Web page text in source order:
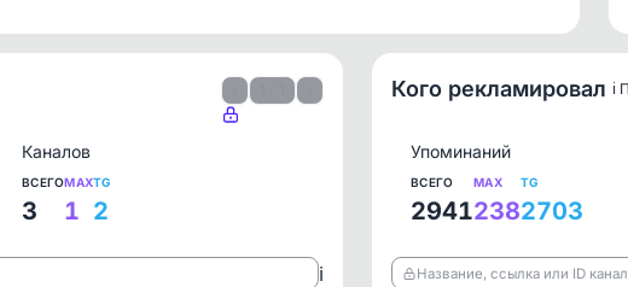
Каналов
ВСЕГО
3
MAX
1
TG
2
ℹ️
Кого рекламировал ℹ️
Упоминаний
ВСЕГО
2941
MAX
238
TG
2703
Название, ссылка или ID